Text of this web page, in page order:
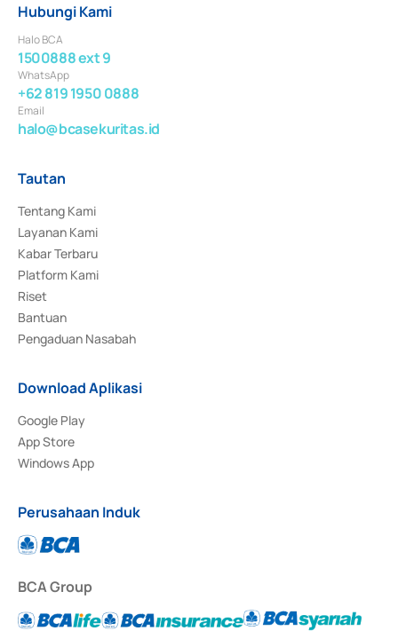
Hubungi Kami
Halo BCA
1500888 ext 9
WhatsApp
+62 819 1950 0888
Email
halo@bcasekuritas.id
Tautan
Tentang Kami
Layanan Kami
Kabar Terbaru
Platform Kami
Riset
Bantuan
Pengaduan Nasabah
Download Aplikasi
Google Play
App Store
Windows App
Perusahaan Induk
BCA Group